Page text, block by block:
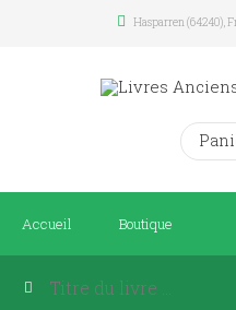
Hasparren (64240),
Accueil Boutique